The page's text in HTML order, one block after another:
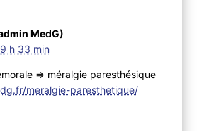
MedG)
h 33 min
=> méralgie paresthésique
meralgie-paresthetique/